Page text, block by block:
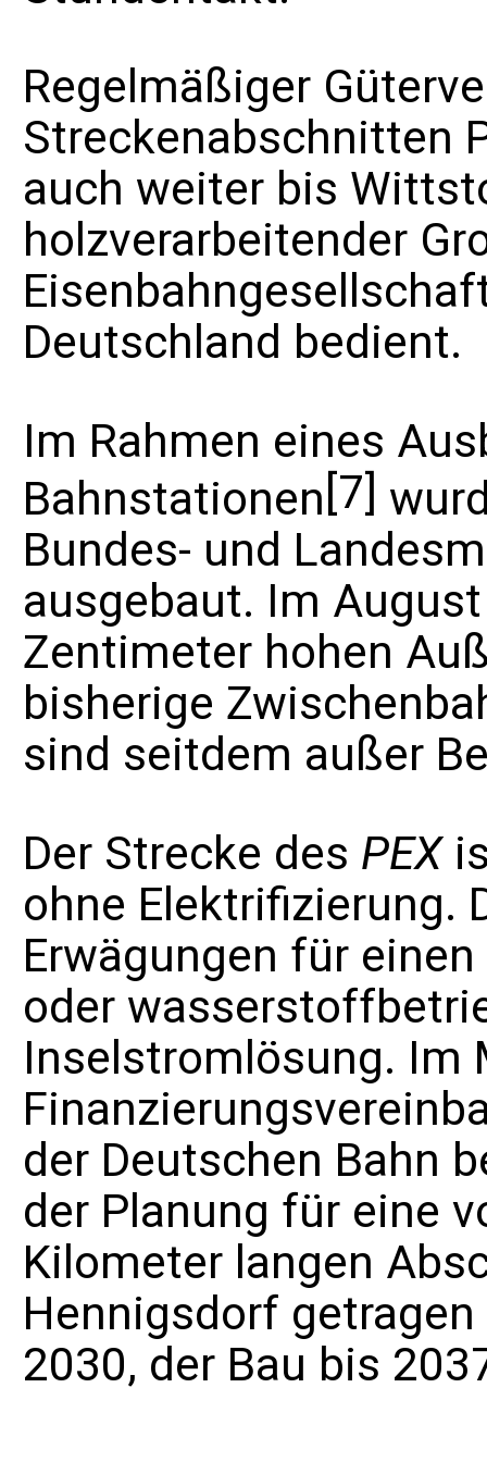
Regelmäßiger
Streckenabschnitten
auch weiter bis
holzverarbeitender
Deutschland bedient.
Im Rahmen eines
Bahnstationen[7]
Bundes- und
ausgebaut. Im
Zentimeter hohen
bisherige
sind seitdem außer
Der Strecke des PEX
ohne Elektrifizierung.
Erwägungen für einen
oder
Inselstromlösung. Im
der Deutschen Bahn
der Planung für eine
Kilometer langen
Hennigsdorf
2030, der Bau bis